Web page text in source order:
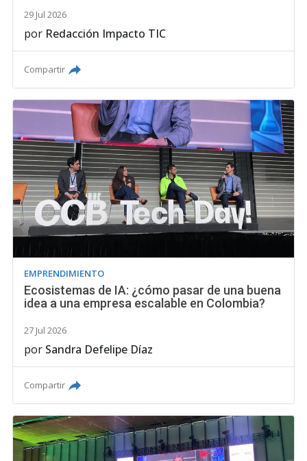
29 Jul 2026
por Redacción Impacto TIC
Compartir
EMPRENDIMIENTO
Ecosistemas de IA: ¿cómo pasar de una buena
idea a una empresa escalable en Colombia?
27 Jul 2026
por Sandra Defelipe Díaz
Compartir